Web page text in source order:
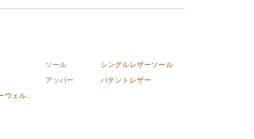
ソール
シングルレザーソール
アッパー
パテントレザー